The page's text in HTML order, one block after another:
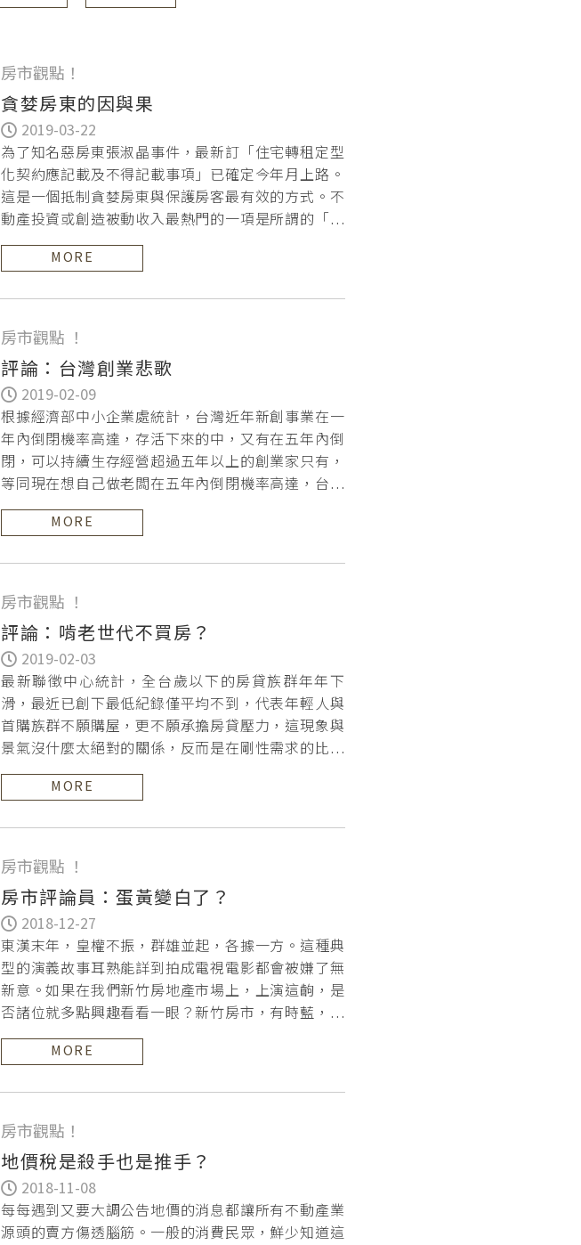
房市觀點！
貪婪房東的因與果
2019-03-22
為了知名惡房東張淑晶事件，最新訂「住宅轉租定型
化契約應記載及不得記載事項」已確定今年月上路。
這是一個抵制貪婪房東與保護房客最有效的方式。不
動產投資或創造被動收入最熱門的一項是所謂的「包
租」，透過買下租
MORE
房市觀點 ！
評論：台灣創業悲歌
2019-02-09
根據經濟部中小企業處統計，台灣近年新創事業在一
年內倒閉機率高達，存活下來的中，又有在五年內倒
閉，可以持續生存經營超過五年以上的創業家只有，
等同現在想自己做老闆在五年內倒閉機率高達，台灣
歇業率同時也是全
MORE
房市觀點 ！
評論：啃老世代不買房？
2019-02-03
最新聯徵中心統計，全台歲以下的房貸族群年年下
滑，最近已創下最低紀錄僅平均不到，代表年輕人與
首購族群不願購屋，更不願承擔房貸壓力，這現象與
景氣沒什麼太絕對的關係，反而是在剛性需求的比例
上，跟過去比較已大
MORE
房市觀點 ！
房市評論員：蛋黃變白了？
2018-12-27
東漢末年，皇權不振，群雄並起，各據一方。這種典
型的演義故事耳熟能詳到拍成電視電影都會被嫌了無
新意。如果在我們新竹房地產市場上，上演這齣，是
否諸位就多點興趣看看一眼？新竹房市，有時藍，有
時綠，但這年來一
MORE
房市觀點！
地價稅是殺手也是推手？
2018-11-08
每每遇到又要大調公告地價的消息都讓所有不動產業
源頭的賣方傷透腦筋。一般的消費民眾，鮮少知道這